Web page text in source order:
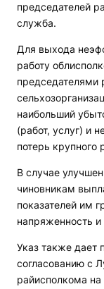
председателей
служба.
Для выхода
работу
председателями
наибольший
(работ, услуг) и
потерь крупного
В случае
чиновникам
показателей им
напряженность и
Указ также дает
согласованию с
райисполкома